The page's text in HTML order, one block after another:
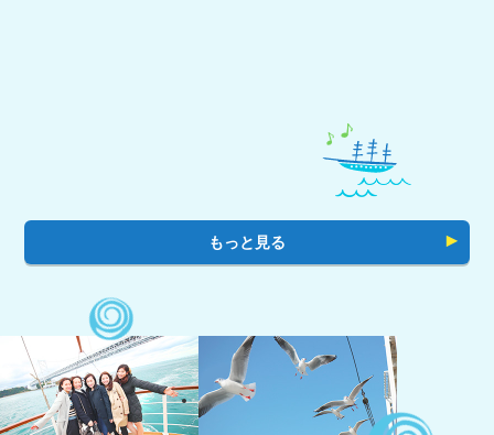
もっと見る